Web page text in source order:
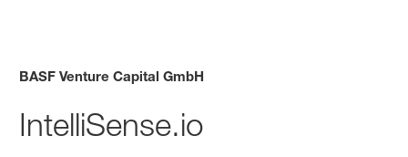
BASF Venture Capital GmbH
IntelliSense.io